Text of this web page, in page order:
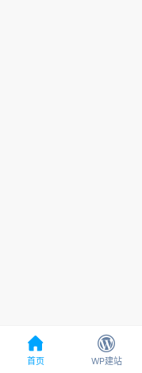

首页

WP建站